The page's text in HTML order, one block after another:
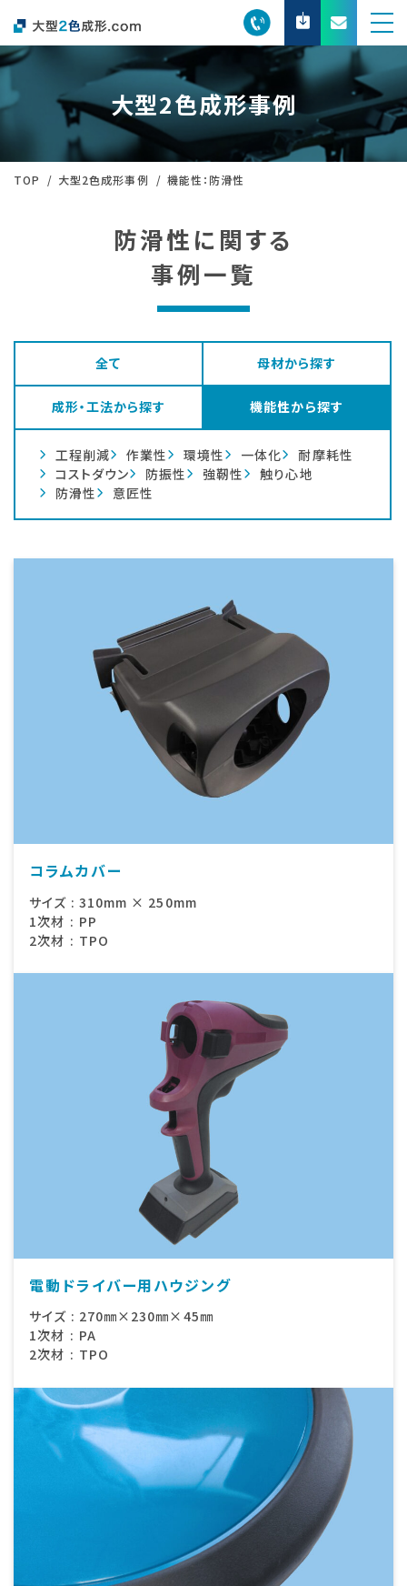
大型2色成形事例
TOP 大型2色成形事例 機能性：防滑性
防滑性に関する
事例一覧
全て 母材から探す
成形・工法から探す 機能性から探す
工程削減 作業性 環境性 一体化
耐摩耗性
コストダウン
防振性 強靭性
触り心地
防滑性
意匠性
コラムカバー
サイズ : 310mm × 250mm
1次材 : PP
2次材 : TPO
電動ドライバー用ハウジング
サイズ : 270㎜×230㎜×45㎜
1次材 : PA
2次材 : TPO